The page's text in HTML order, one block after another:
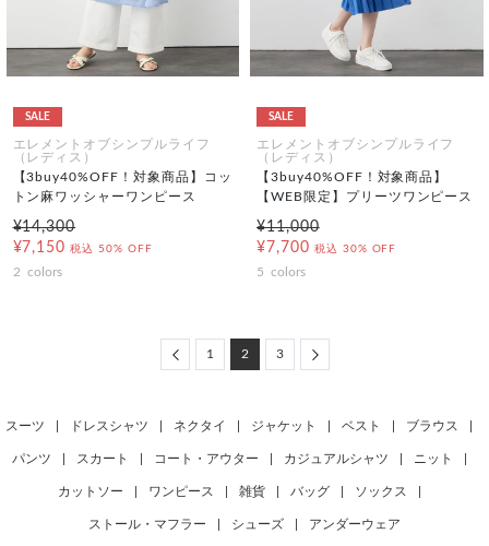
SALE
エレメントオブシンプルライフ
（レディス）
【3buy40%OFF！対象商品】コッ
トン麻ワッシャーワンピース
¥14,300
¥7,150 税込 50% OFF
2 colors
SALE
エレメントオブシンプルライフ
（レディス）
【3buy40%OFF！対象商品】
【WEB限定】プリーツワンピース
¥11,000
¥7,700 税込 30% OFF
5 colors
Previous
1 2 3 Next
スーツ ドレスシャツ ネクタイ ジャケット ベスト ブラウス
パンツ スカート コート・アウター カジュアルシャツ ニット
カットソー ワンピース 雑貨 バッグ ソックス
ストール・マフラー シューズ アンダーウェア